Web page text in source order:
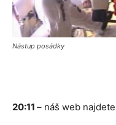
Nástup posádky
20:11 – náš web